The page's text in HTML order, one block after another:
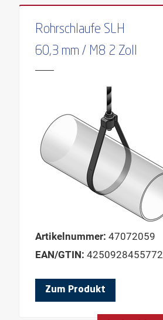
Rohrschlaufe SLH
60,3 mm / M8 2 Zoll
Artikelnummer: 47072059
EAN/GTIN: 4250928455772
Zum Produkt